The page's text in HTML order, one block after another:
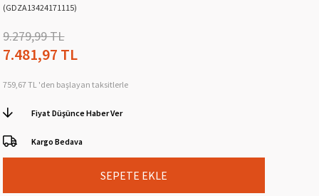
(GDZA13424171115)
9.279,99 TL
7.481,97 TL
759,67 TL 'den başlayan taksitlerle
Fiyat Düşünce Haber Ver
Kargo Bedava